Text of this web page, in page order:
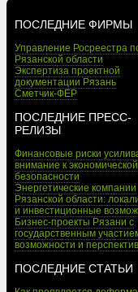
ПОСЛЕДНИЕ ФИРМЫ
Управление Росреестра
Рязанской области
Экспертиза проектной
документации Рязань
Сметчик-ФЕР
ПОСЛЕДНИЕ ПРЕСС-
РЕЛИЗЫ
Финансовые риски
внимание к экономической
безопасности
Энергетические компании
Рязанской области:
и инвестиционные
Бизнес-проекты Рязани с
государственным
возможности и
ПОСЛЕДНИЕ СТАТЬИ